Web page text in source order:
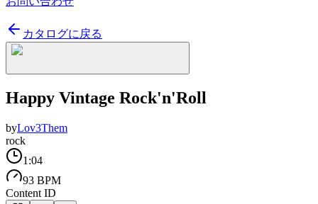
カタログに戻る
Happy Vintage Rock'n'Roll
byLov3Them
rock
1:04
93 BPM
Content ID